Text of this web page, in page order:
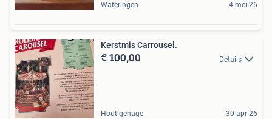
Wateringen 4 mei 26
Kerstmis Carrousel.
€ 100,00 Details
Houtigehage 30 apr 26